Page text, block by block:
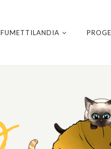
FUMETTILANDIA